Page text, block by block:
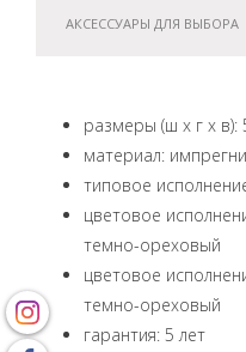
АКСЕССУАРЫ ДЛЯ ВЫБОРА
размеры (ш x г x в):
материал:
типовое
цветовое
темно-ореховый
цветовое
темно-ореховый
гарантия: 5 лет